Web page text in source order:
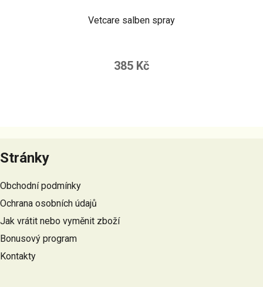
Vetcare salben spray
385 Kč
á
p
a
t
í
Stránky
Obchodní podmínky
Ochrana osobních údajů
Jak vrátit nebo vyměnit zboží
Bonusový program
Kontakty